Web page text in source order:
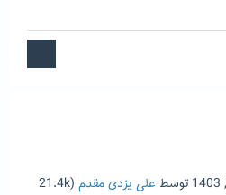
توسط علی یزدی مقدم (
21.4k